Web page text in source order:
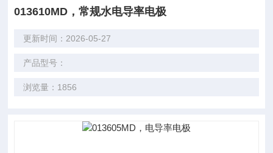
013610MD，常规水电导率电极
更新时间：2026-05-27
产品型号：
浏览量：1856